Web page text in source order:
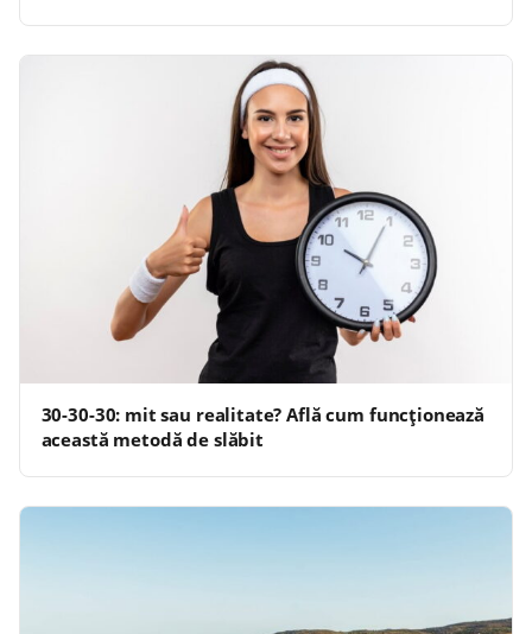
30-30-30: mit sau realitate? Află cum funcționează
această metodă de slăbit